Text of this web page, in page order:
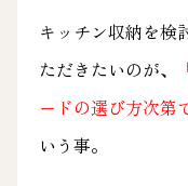
キッチン収納を検
ただきたいのが、
ードの選び方次第
いう事。